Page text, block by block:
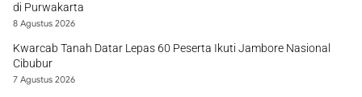
di Purwakarta
8 Agustus 2026
Kwarcab Tanah Datar Lepas 60 Peserta Ikuti Jambore Nasional
Cibubur
7 Agustus 2026